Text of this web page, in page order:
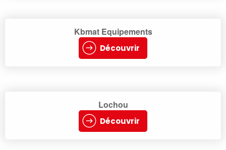
Kbmat Equipements
Découvrir
Lochou
Découvrir